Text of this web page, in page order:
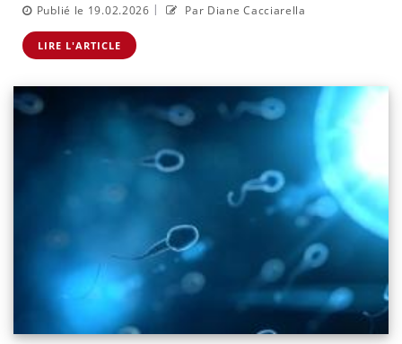
Publié le 19.02.2026 | Par Diane Cacciarella
LIRE L'ARTICLE